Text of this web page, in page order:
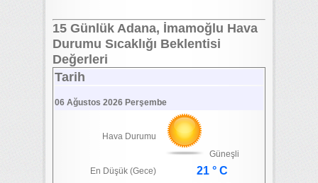
15 Günlük Adana, İmamoğlu Hava
Durumu Sıcaklığı Beklentisi
Değerleri
Tarih
06 Ağustos 2026 Perşembe
Hava Durumu
Güneşli
En Düşük (Gece)
21 ° C